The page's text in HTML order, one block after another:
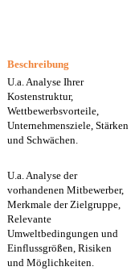
Beschreibung
U.a. Analyse Ihrer
Kostenstruktur,
Wettbewerbsvorteile,
Unternehmensziele, Stärken
und Schwächen.
U.a. Analyse der
vorhandenen Mitbewerber,
Merkmale der Zielgruppe,
Relevante
Umweltbedingungen und
Einflussgrößen, Risiken
und Möglichkeiten.